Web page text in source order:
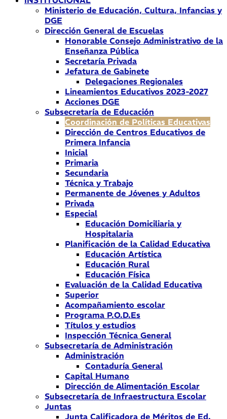
Ministerio de Educación, Cultura, Infancias y
DGE
Dirección General de Escuelas
Honorable Consejo Administrativo de la
Enseñanza Pública
Secretaría Privada
Jefatura de Gabinete
Delegaciones Regionales
Lineamientos Educativos 2023-2027
Acciones DGE
Subsecretaría de Educación
Coordinación de Políticas Educativas
Dirección de Centros Educativos de
Primera Infancia
Inicial
Primaria
Secundaria
Técnica y Trabajo
Permanente de Jóvenes y Adultos
Privada
Especial
Educación Domiciliaria y
Hospitalaria
Planificación de la Calidad Educativa
Educación Artística
Educación Rural
Educación Física
Evaluación de la Calidad Educativa
Superior
Acompañamiento escolar
Programa P.O.D.Es
Títulos y estudios
Inspección Técnica General
Subsecretaría de Administración
Administración
Contaduría General
Capital Humano
Dirección de Alimentación Escolar
Subsecretaría de Infraestructura Escolar
Juntas
Junta Calificadora de Méritos de Ed.